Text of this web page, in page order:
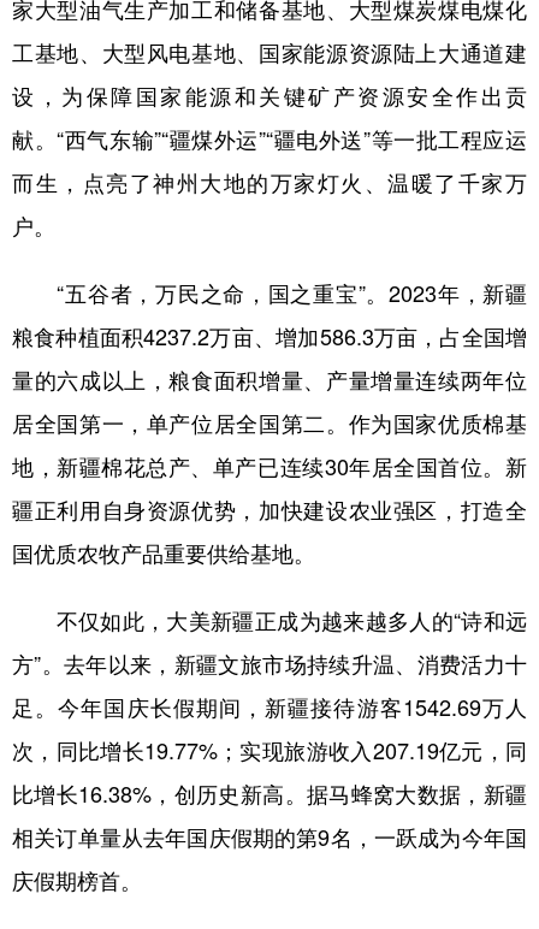
家大型油气生产加工和储备基地、大型煤炭煤电煤化
工基地、大型风电基地、国家能源资源陆上大通道建
设，为保障国家能源和关键矿产资源安全作出贡
献。“西气东输”“疆煤外运”“疆电外送”等一批工程应运
而生，点亮了神州大地的万家灯火、温暖了千家万
户。
“五谷者，万民之命，国之重宝”。2023年，新疆
粮食种植面积4237.2万亩、增加586.3万亩，占全国增
量的六成以上，粮食面积增量、产量增量连续两年位
居全国第一，单产位居全国第二。作为国家优质棉基
地，新疆棉花总产、单产已连续30年居全国首位。新
疆正利用自身资源优势，加快建设农业强区，打造全
国优质农牧产品重要供给基地。
不仅如此，大美新疆正成为越来越多人的“诗和远
方”。去年以来，新疆文旅市场持续升温、消费活力十
足。今年国庆长假期间，新疆接待游客1542.69万人
次，同比增长19.77%；实现旅游收入207.19亿元，同
比增长16.38%，创历史新高。据马蜂窝大数据，新疆
相关订单量从去年国庆假期的第9名，一跃成为今年国
庆假期榜首。